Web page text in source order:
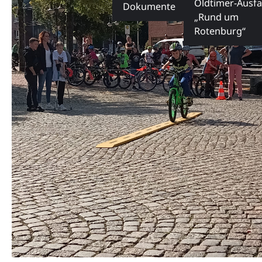
Dokumente
Oldtimer-
„Rund um
Rotenburg“